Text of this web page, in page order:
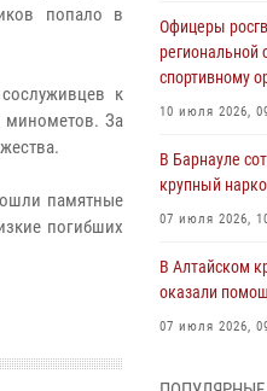
попало в
к
минометов. За
памятные
погибших
Офицеры
региональной
спортивному
10 июля 2026,
В Барнауле
крупный
07 июля 2026,
В Алтайском
оказали
07 июля 2026,